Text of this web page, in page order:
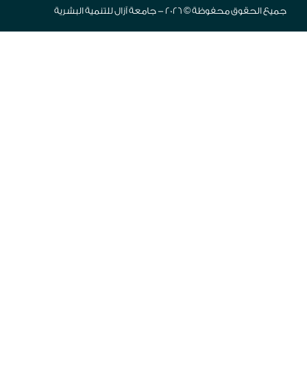
جميع الحقوق محفوظة © 2026 - جامعة آزال للتنمية البشرية